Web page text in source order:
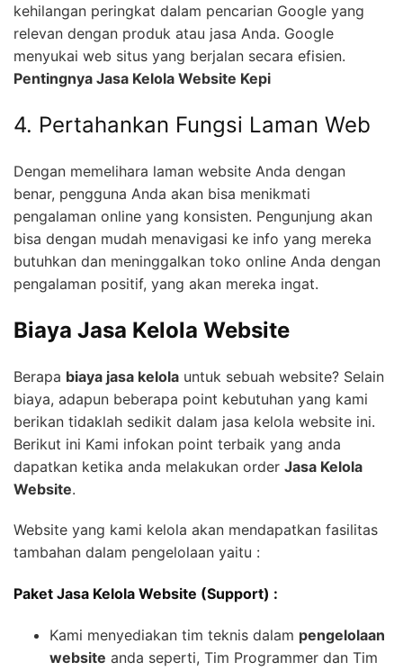
kehilangan peringkat dalam pencarian Google yang
relevan dengan produk atau jasa Anda. Google
menyukai web situs yang berjalan secara efisien.
Pentingnya Jasa Kelola Website Kepi
4. Pertahankan Fungsi Laman Web
Dengan memelihara laman website Anda dengan
benar, pengguna Anda akan bisa menikmati
pengalaman online yang konsisten. Pengunjung akan
bisa dengan mudah menavigasi ke info yang mereka
butuhkan dan meninggalkan toko online Anda dengan
pengalaman positif, yang akan mereka ingat.
Biaya Jasa Kelola Website
Berapa biaya jasa kelola untuk sebuah website? Selain
biaya, adapun beberapa point kebutuhan yang kami
berikan tidaklah sedikit dalam jasa kelola website ini.
Berikut ini Kami infokan point terbaik yang anda
dapatkan ketika anda melakukan order Jasa Kelola
Website.
Website yang kami kelola akan mendapatkan fasilitas
tambahan dalam pengelolaan yaitu :
Paket Jasa Kelola Website (Support) :
Kami menyediakan tim teknis dalam pengelolaan
website anda seperti, Tim Programmer dan Tim